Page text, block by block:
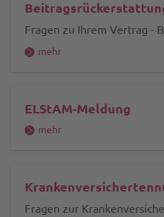
Fragen zu Ihrem Vertrag -
mehr
ELStAM-Meldung
mehr
Fragen zur